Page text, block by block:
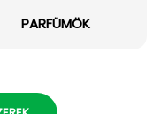
PARFÜMÖK